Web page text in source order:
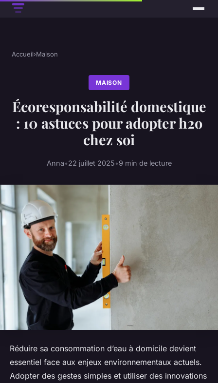
Accueil›Maison
MAISON
Écoresponsabilité domestique
: 10 astuces pour adopter h2o
chez soi
Anna•22 juillet 2025•9 min de lecture
Réduire sa consommation d’eau à domicile devient
essentiel face aux enjeux environnementaux actuels.
Adopter des gestes simples et utiliser des innovations